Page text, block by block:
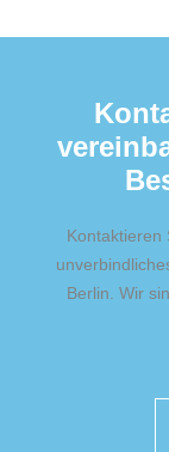
Kontaktieren
Berlin. Wir